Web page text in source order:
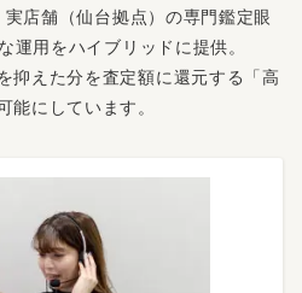
店舗（仙台拠点）の専門鑑定眼
運用をハイブリッドに提供。
抑えた分を査定額に還元する「高
能にしています。